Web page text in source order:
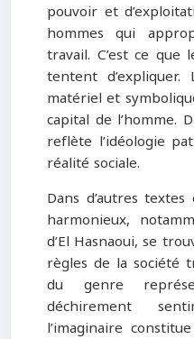
pouvoir et
hommes qui
travail. C’est ce que
tentent
matériel et
capital de l’homme.
reflète l’idéologie
réalité sociale.
Dans d’autres
harmonieux,
d’El Hasnaoui, se
règles de la société
du genre
déchirement
l’imaginaire